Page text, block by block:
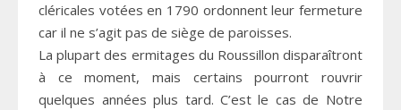
cléricales votées en 1790 ordonnent leur fermeture
car il ne s’agit pas de siège de paroisses.
La plupart des ermitages du Roussillon disparaîtront
à ce moment, mais certains pourront rouvrir
quelques années plus tard. C’est le cas de Notre